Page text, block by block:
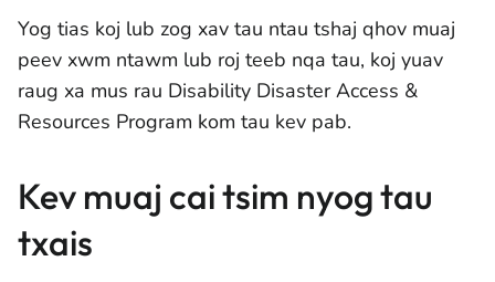
Yog tias koj lub zog xav tau ntau tshaj qhov muaj
peev xwm ntawm lub roj teeb nqa tau, koj yuav
raug xa mus rau Disability Disaster Access &
Resources Program kom tau kev pab.
Kev muaj cai tsim nyog tau
txais